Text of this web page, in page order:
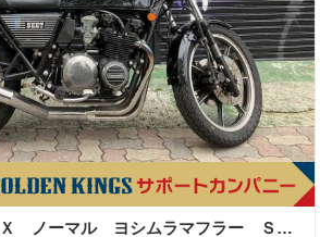
カワサキ Ｚ４００ＦＸ ノーマル ヨシムラマフラー ＳＰウオタニ